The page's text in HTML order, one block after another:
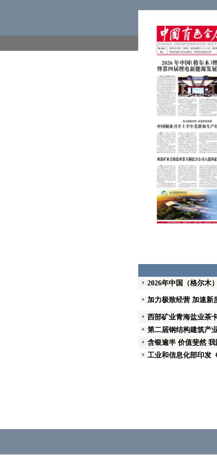
2026年中国（格尔木
加力极致经营 加速新
西部矿业青海盐业茶
第二届钢结构建筑产
含银逾半 价值斐然
工业和信息化部印发